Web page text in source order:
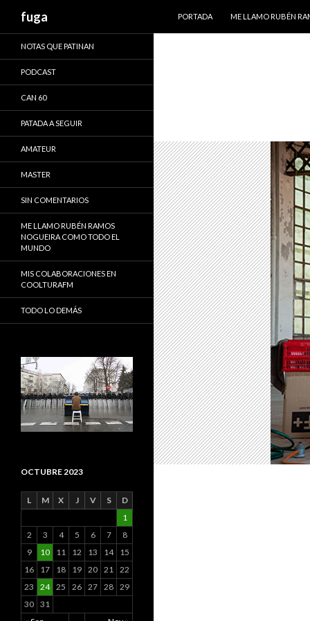
fuga
PORTADA
ME LLAMO RUBÉN
NOTAS QUE PATINAN
PODCAST
CAN 60
PATADA A SEGUIR
AMATEUR
MASTER
SIN COMENTARIOS
ME LLAMO RUBÉN RAMOS
NOGUEIRA COMO TODO EL
MUNDO
MIS COLABORACIONES EN
COOLTURAFM
TODO LO DEMÁS
OCTUBRE 2023
L M X J V S D
1
2
3 4 5 6 7
8
9
10 11 12 13 14
15
16
17 18 19 20 21 22
23
24 25 26 27 28 29
30 31